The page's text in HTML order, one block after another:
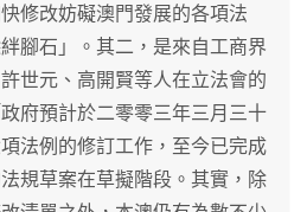
修改妨礙澳門發展的各項法
腳石」。其二，是來自工商界
世元、高開賢等人在立法會的
府預計於二零零三年三月三十
法例的修訂工作，至今已完成
規草案在草擬階段。其實，除